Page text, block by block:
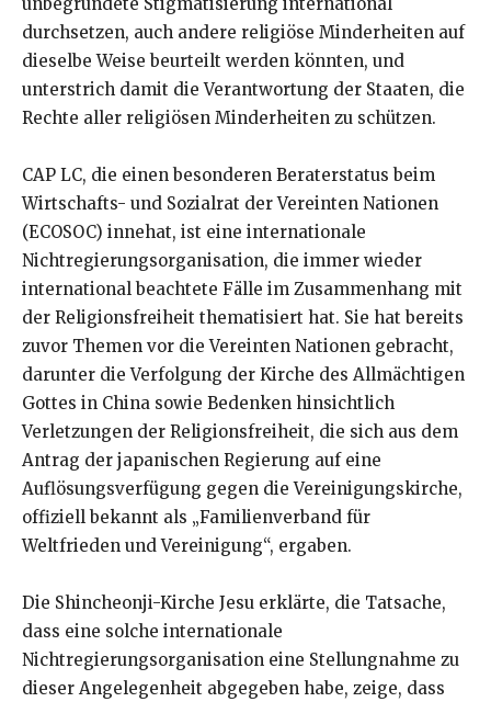
durchsetzen, auch andere religiöse Minderheiten auf
dieselbe Weise beurteilt werden könnten, und
unterstrich damit die Verantwortung der Staaten, die
Rechte aller religiösen Minderheiten zu schützen.
CAP LC, die einen besonderen Beraterstatus beim
Wirtschafts- und Sozialrat der Vereinten Nationen
(ECOSOC) innehat, ist eine internationale
Nichtregierungsorganisation, die immer wieder
international beachtete Fälle im Zusammenhang mit
der Religionsfreiheit thematisiert hat. Sie hat bereits
zuvor Themen vor die Vereinten Nationen gebracht,
darunter die Verfolgung der Kirche des Allmächtigen
Gottes in China sowie Bedenken hinsichtlich
Verletzungen der Religionsfreiheit, die sich aus dem
Antrag der japanischen Regierung auf eine
Auflösungsverfügung gegen die Vereinigungskirche,
offiziell bekannt als „Familienverband für
Weltfrieden und Vereinigung“, ergaben.
Die Shincheonji-Kirche Jesu erklärte, die Tatsache,
dass eine solche internationale
Nichtregierungsorganisation eine Stellungnahme zu
dieser Angelegenheit abgegeben habe, zeige, dass